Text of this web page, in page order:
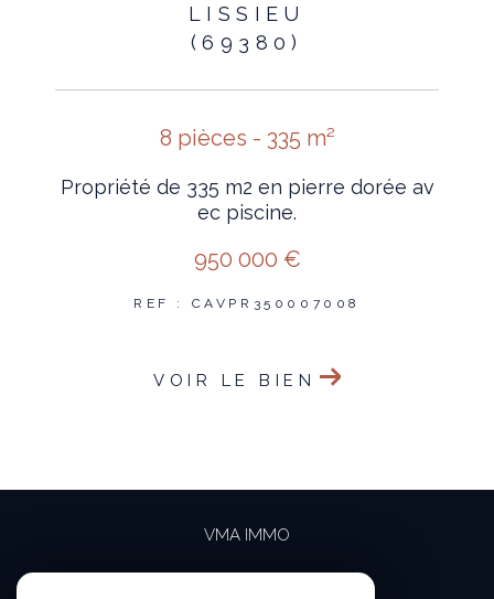
LISSIEU
(69380)
8 pièces - 335 m²
Propriété de 335 m2 en pierre dorée av
ec piscine.
950 000 €
REF : CAVPR350007008
VOIR LE BIEN
VMA IMMO